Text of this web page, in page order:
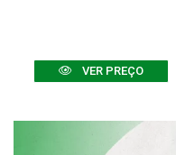
VER PREÇO